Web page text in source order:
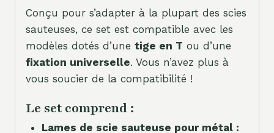
Conçu pour s’adapter à la plupart des scies
sauteuses, ce set est compatible avec les
modèles dotés d’une tige en T ou d’une
fixation universelle. Vous n’avez plus à
vous soucier de la compatibilité !
Le set comprend :
Lames de scie sauteuse pour métal :